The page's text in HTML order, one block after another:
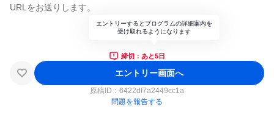
URLをお送りします。
エントリーするとプログラムの詳細案内を
受け取れるようになります
締切：あと5日
エントリー画面へ
原稿ID： 6422df7a2449cc1a
問題を報告する